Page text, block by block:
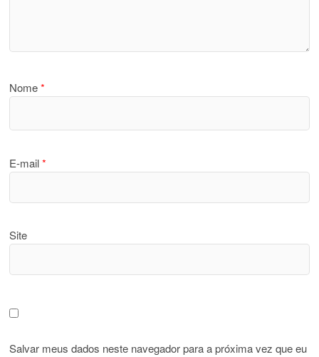
Nome*
E-mail*
Site
Salvar meus dados neste navegador para a próxima vez que eu